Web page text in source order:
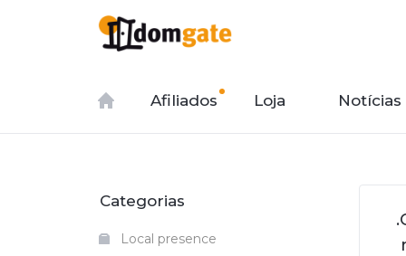
Afiliados Loja Notícias
Categorias
Local presence